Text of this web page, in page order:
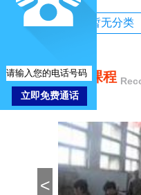
暂无分类
推荐课程
<